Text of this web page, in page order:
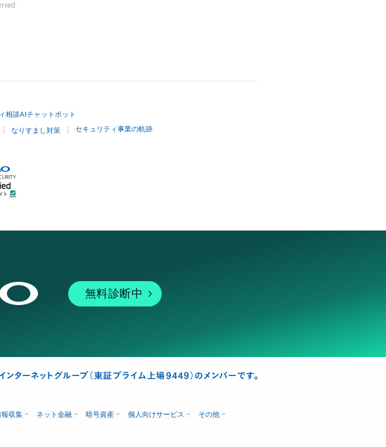
相談AIチャットボット
なりすまし対策 セキュリティ事業の軌跡
無料診断中
報収集 ネット金融 暗号資産 個人向けサービス その他